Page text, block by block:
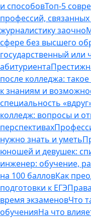
и способовТоп-5
профессий,
журналистику заочно
сфере без высшего
государственный
абитуриента
после колледжа:
к знаниям и
специальность
колледж: вопросы и
перспективах
нужно знать и уметь
юношей и девушек:
инженер: обучение,
на 100 балловКак
подготовки к ЕГЭ
время экзаменовЧто
обученияНа что